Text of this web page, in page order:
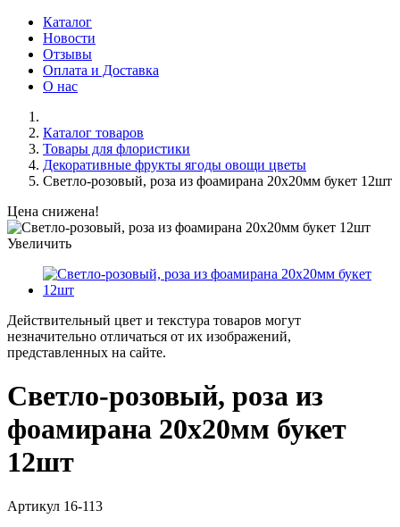
Каталог
Новости
Отзывы
Оплата и Доставка
О нас
Каталог товаров
Товары для флористики
Декоративные фрукты ягоды овощи цветы
Светло-розовый, роза из фоамирана 20х20мм букет 12шт
Цена снижена!
Увеличить
Действительный цвет и текстура товаров могут
незначительно отличаться от их изображений,
представленных на сайте.
Светло-розовый, роза из
фоамирана 20х20мм букет
12шт
Артикул 16-113